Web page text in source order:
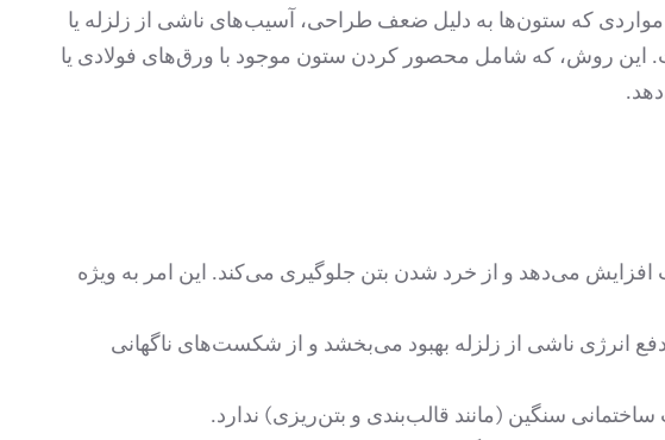
مواردی که ستون‌ها به دلیل ضعف طراحی، آسیب‌های ناشی از زلزله یا
این روش، که شامل محصور کردن ستون موجود با ورق‌های فولادی یا
می‌دهد و از خرد شدن بتن جلوگیری می‌کند. این امر به ویژه
انرژی ناشی از زلزله بهبود می‌بخشد و از شکست‌های ناگهانی
سنگین (مانند قالب‌بندی و بتن‌ریزی) ندارد.